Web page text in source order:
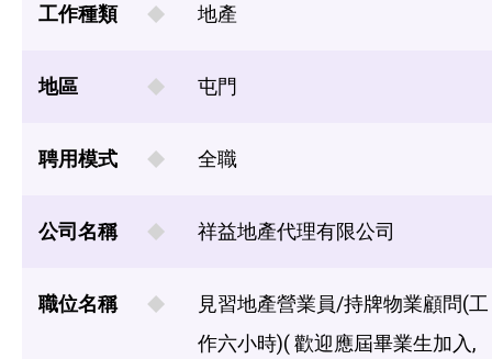
工作種類 地產
地區 屯門
聘用模式 全職
公司名稱 祥益地產代理有限公司
職位名稱
見習地產營業員/持牌物業顧問(工
作六小時)( 歡迎應屆畢業生加入,